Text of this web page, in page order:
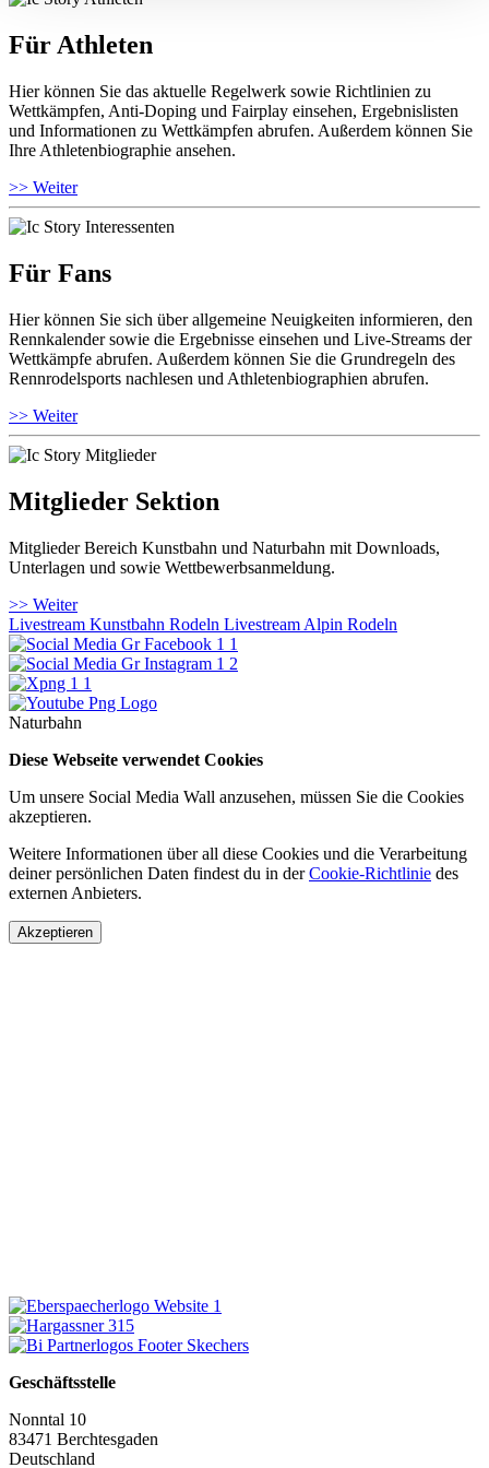
Für Athleten
Hier können Sie das aktuelle Regelwerk sowie Richtlinien zu
Wettkämpfen, Anti-Doping und Fairplay einsehen, Ergebnislisten
und Informationen zu Wettkämpfen abrufen. Außerdem können Sie
Ihre Athletenbiographie ansehen.
>> Weiter
Für Fans
Hier können Sie sich über allgemeine Neuigkeiten informieren, den
Rennkalender sowie die Ergebnisse einsehen und Live-Streams der
Wettkämpfe abrufen. Außerdem können Sie die Grundregeln des
Rennrodelsports nachlesen und Athletenbiographien abrufen.
>> Weiter
Mitglieder Sektion
Mitglieder Bereich Kunstbahn und Naturbahn mit Downloads,
Unterlagen und sowie Wettbewerbsanmeldung.
>> Weiter
Livestream Kunstbahn Rodeln Livestream Alpin Rodeln
Naturbahn
Diese Webseite verwendet Cookies
Um unsere Social Media Wall anzusehen, müssen Sie die Cookies
akzeptieren.
Weitere Informationen über all diese Cookies und die Verarbeitung
deiner persönlichen Daten findest du in derCookie-Richtlinie des
externen Anbieters.
Akzeptieren
Geschäftsstelle
Nonntal 10
83471 Berchtesgaden
Deutschland